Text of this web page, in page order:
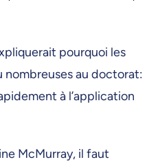
pourquoi les
au doctorat:
à l’application
McMurray, il faut